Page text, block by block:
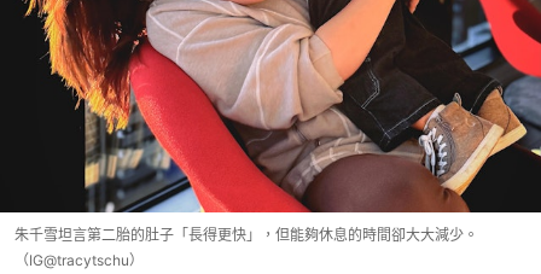
朱千雪坦言第二胎的肚子「長得更快」，但能夠休息的時間卻大大減少。
（IG@tracytschu）